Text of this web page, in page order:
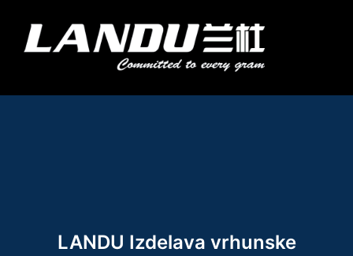
vsebino
LANDU Izdelava vrhunske